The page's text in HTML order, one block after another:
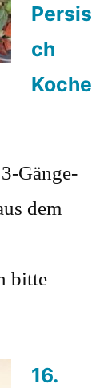
Persis
ch
Koche
Gänge-
dem
bitte
16.